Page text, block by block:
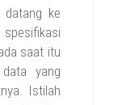
ke
spesifikasi
saat itu
yang
Istilah